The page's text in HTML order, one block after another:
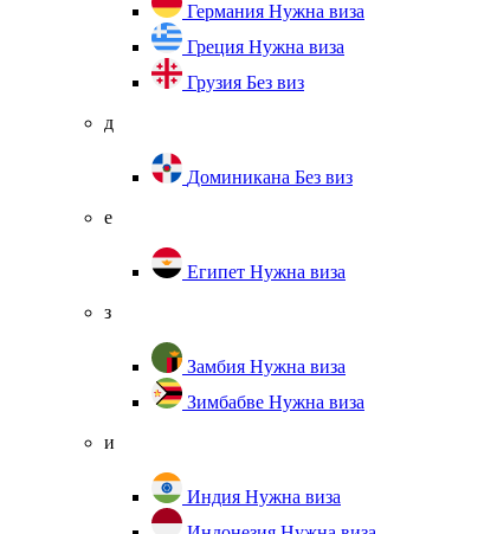
Германия Нужна виза
Греция Нужна виза
Грузия Без виз
д
Доминикана Без виз
е
Египет Нужна виза
з
Замбия Нужна виза
Зимбабве Нужна виза
и
Индия Нужна виза